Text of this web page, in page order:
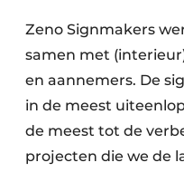
Veiligheid & Opleiding
Zeno Signmakers
samen met
en aannemers. De
in de meest
de meest tot de
projecten die we de